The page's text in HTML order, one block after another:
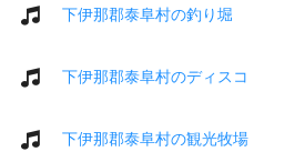
下伊那郡泰阜村の釣り堀
下伊那郡泰阜村のディスコ
下伊那郡泰阜村の観光牧場